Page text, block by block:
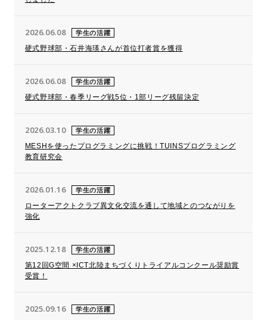
2026.06.08 学生の活躍
硬式野球部・石井海瑛さんが首位打者賞を獲得
2026.06.08 学生の活躍
硬式野球部・春季リーグ戦5位・1部リーグ残留決定
2026.03.10 学生の活躍
MESHを使ったプログラミングに挑戦！TUINSプログラミング
教育研究会
2026.01.16 学生の活躍
ローターアクトクラブ異文化交流を通して地域とのつながりを
強化
2025.12.18 学生の活躍
第12回G空間 ×ICT北陸まちづくりトライアルコンクール奨励賞
受賞！
2025.09.16 学生の活躍